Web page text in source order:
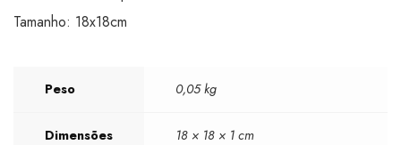
Tamanho: 18x18cm
Peso 0,05 kg
Dimensões 18 × 18 × 1 cm